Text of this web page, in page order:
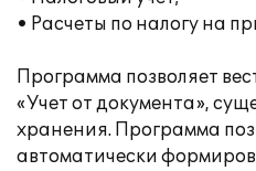
• Расчеты по налогу на
Программа позволяет
«Учет от документа»,
хранения. Программа
автоматически